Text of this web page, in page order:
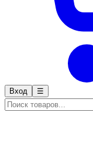
Вход ☰